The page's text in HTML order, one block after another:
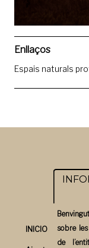
Enllaços
Espais naturals
INICIO
sobre
de